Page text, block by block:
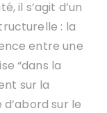
il s’agit d’un
: la
entre une
“dans la
sur la
sur le